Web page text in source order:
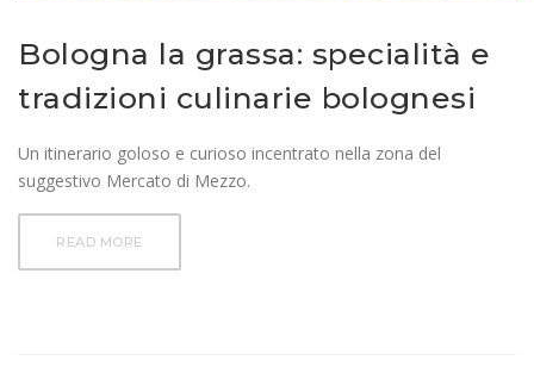
Bologna la grassa: specialità e
tradizioni culinarie bolognesi
Un itinerario goloso e curioso incentrato nella zona del
suggestivo Mercato di Mezzo.
READ MORE